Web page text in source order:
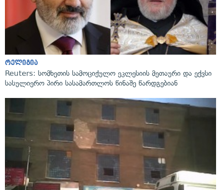
რელიგია
Reuters: სომხეთის სამოციქულო ეკლესიის მეთაური და ექვსი
სასულიერო პირი სასამართლოს წინაშე წარდგებიან